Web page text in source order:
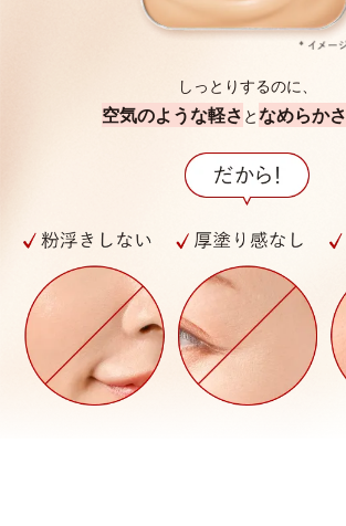
しっとりするのに、
空気のような軽さ となめらかさ